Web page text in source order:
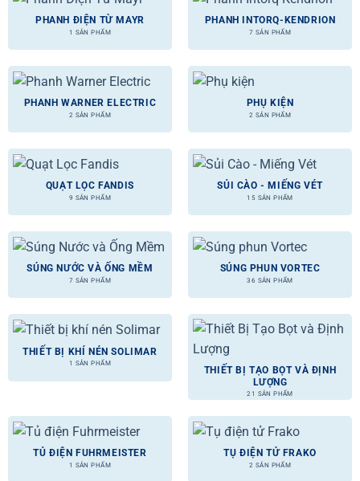
PHANH ĐIỆN TỪ MAYR
1 SẢN PHẨM
PHANH INTORQ-KENDRION
7 SẢN PHẨM
PHANH WARNER ELECTRIC
2 SẢN PHẨM
PHỤ KIỆN
2 SẢN PHẨM
QUẠT LỌC FANDIS
9 SẢN PHẨM
SỦI CÀO - MIẾNG VÉT
15 SẢN PHẨM
SÚNG NƯỚC VÀ ỐNG MỀM
7 SẢN PHẨM
SÚNG PHUN VORTEC
36 SẢN PHẨM
THIẾT BỊ KHÍ NÉN SOLIMAR
1 SẢN PHẨM
THIẾT BỊ TẠO BỌT VÀ ĐỊNH
LƯỢNG
21 SẢN PHẨM
TỦ ĐIỆN FUHRMEISTER
1 SẢN PHẨM
TỤ ĐIỆN TỬ FRAKO
2 SẢN PHẨM